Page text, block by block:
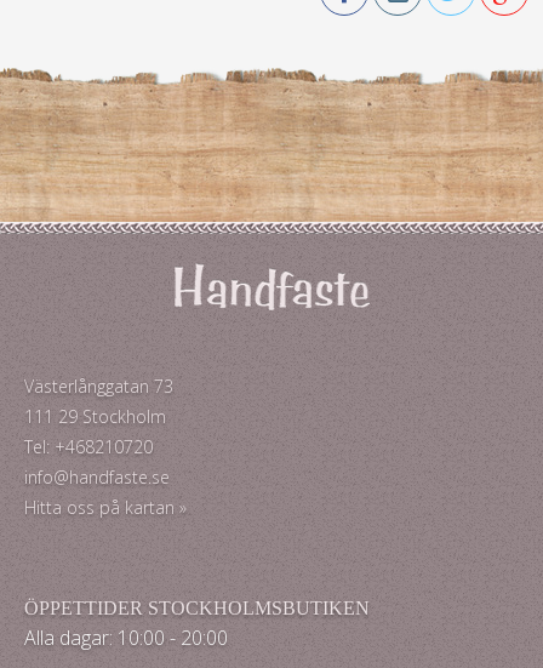
Västerlånggatan 73
111 29 Stockholm
Tel: +468210720
info@handfaste.se
Hitta oss på kartan »
ÖPPETTIDER STOCKHOLMSBUTIKEN
Alla dagar: 10:00 - 20:00